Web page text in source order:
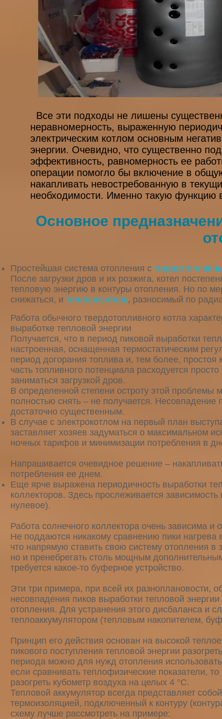
Все эти подходы не лишены
неравномерность, выраженную
электрическим котлом основным
энергии. Очевидно, что существенно
эффективность, равномерность ее
операции помогло бы включение в
накапливать невостребованную в
необходимости. Именно такую функцию
Основное
Простейшая система отопления с
После загрузки дров и их розжига, котел
тепловую энергию в контуры отопления. Но по
снижаться, и теплоноситель, разносимый по
Работа обычного твердотопливного котла
выработке тепловой энергии
Получается, что в период пиковой выработки
настроенная, оснащенная термостатическим
период догорания топлива и, тем более, простоя
часть топливного потенциала расходуется
заниматься загрузкой дров.
В определенной степени остроту этой проблемы
полностью снять – не получается. Несовпадение
достаточно существенным.
В случае с электрокотлом на первый план
заставляет хозяев задуматься о максимальном
ночных тарифов и минимизации потребления в
Напрашивается очевидное решение –
потребления ее днем.
Еще ярче выражена периодичность выработки
коллекторов. Здесь прослеживается
нулевое).
Работа солнечного коллектора очень зависима и
Не поддаются никакому сравнению пики
что напрямую ставить свою систему отопления в
но и пренебрегать столь мощным
требуется какое-то буферное устройство.
Эти три примера, при всей их разноплановости,
несовпадения пиков выработки тепловой
отопления. Для устранения этого дисбаланса и
теплоаккумулятором (тепловым накопителем,
Принцип его действия основан на высокой
пикового поступления тепловой энергии
периода можно для нужд отопления
если сравнивать теплофизические показатели,
разогреть кубометр воздуха на целых 4 °С.
Тепловой аккумулятор всегда представляет
термоизоляцией, подключенный к контуру
схему лучше рассмотреть на примере: